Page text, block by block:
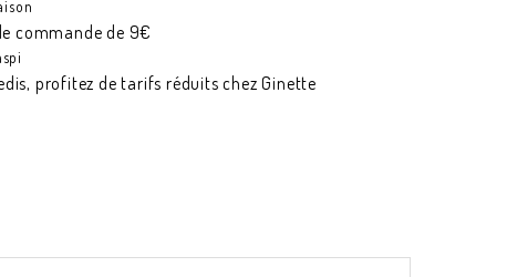
commande de 9€
profitez de tarifs réduits chez Ginette